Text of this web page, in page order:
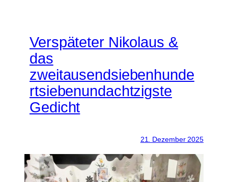
Verspäteter Nikolaus &
das
zweitausendsiebenhunde
rtsiebenundachtzigste
Gedicht
21. Dezember 2025